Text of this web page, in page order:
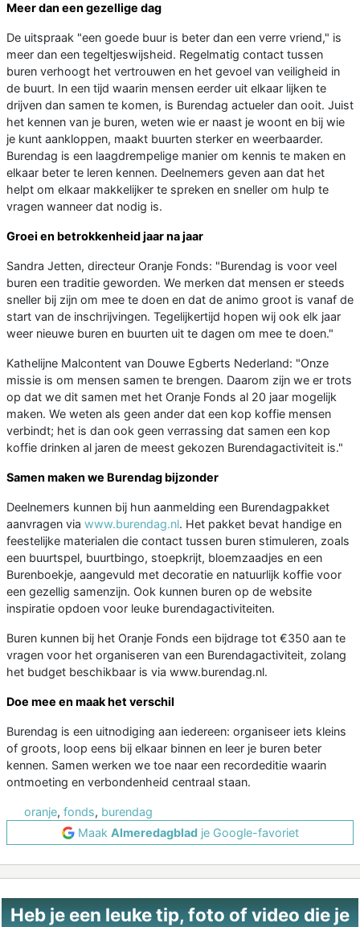
Meer dan een gezellige dag
De uitspraak "een goede buur is beter dan een verre vriend," is
meer dan een tegeltjeswijsheid. Regelmatig contact tussen
buren verhoogt het vertrouwen en het gevoel van veiligheid in
de buurt. In een tijd waarin mensen eerder uit elkaar lijken te
drijven dan samen te komen, is Burendag actueler dan ooit. Juist
het kennen van je buren, weten wie er naast je woont en bij wie
je kunt aankloppen, maakt buurten sterker en weerbaarder.
Burendag is een laagdrempelige manier om kennis te maken en
elkaar beter te leren kennen. Deelnemers geven aan dat het
helpt om elkaar makkelijker te spreken en sneller om hulp te
vragen wanneer dat nodig is.
Groei en betrokkenheid jaar na jaar
Sandra Jetten, directeur Oranje Fonds: "Burendag is voor veel
buren een traditie geworden. We merken dat mensen er steeds
sneller bij zijn om mee te doen en dat de animo groot is vanaf de
start van de inschrijvingen. Tegelijkertijd hopen wij ook elk jaar
weer nieuwe buren en buurten uit te dagen om mee te doen."
Kathelijne Malcontent van Douwe Egberts Nederland: "Onze
missie is om mensen samen te brengen. Daarom zijn we er trots
op dat we dit samen met het Oranje Fonds al 20 jaar mogelijk
maken. We weten als geen ander dat een kop koffie mensen
verbindt; het is dan ook geen verrassing dat samen een kop
koffie drinken al jaren de meest gekozen Burendagactiviteit is."
Samen maken we Burendag bijzonder
Deelnemers kunnen bij hun aanmelding een Burendagpakket
aanvragen via www.burendag.nl. Het pakket bevat handige en
feestelijke materialen die contact tussen buren stimuleren, zoals
een buurtspel, buurtbingo, stoepkrijt, bloemzaadjes en een
Burenboekje, aangevuld met decoratie en natuurlijk koffie voor
een gezellig samenzijn. Ook kunnen buren op de website
inspiratie opdoen voor leuke burendagactiviteiten.
Buren kunnen bij het Oranje Fonds een bijdrage tot €350 aan te
vragen voor het organiseren van een Burendagactiviteit, zolang
het budget beschikbaar is via www.burendag.nl.
Doe mee en maak het verschil
Burendag is een uitnodiging aan iedereen: organiseer iets kleins
of groots, loop eens bij elkaar binnen en leer je buren beter
kennen. Samen werken we toe naar een recordeditie waarin
ontmoeting en verbondenheid centraal staan.
oranje, fonds, burendag
Maak Almeredagbladje Google-favoriet
Heb je een leuke tip, foto of video die je